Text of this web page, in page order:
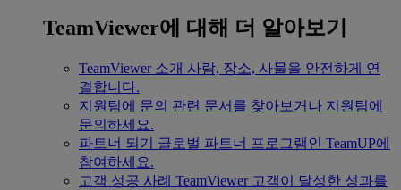
TeamViewer에 대해 더 알아보기
TeamViewer 소개 사람, 장소, 사물을 안전하게 연
결합니다.
지원팀에 문의 관련 문서를 찾아보거나 지원팀에
문의하세요.
파트너 되기
글로벌 파트너 프로그램인 TeamUP에
참여하세요.
고객 성공 사례 TeamViewer 고객이 달성한 성과를